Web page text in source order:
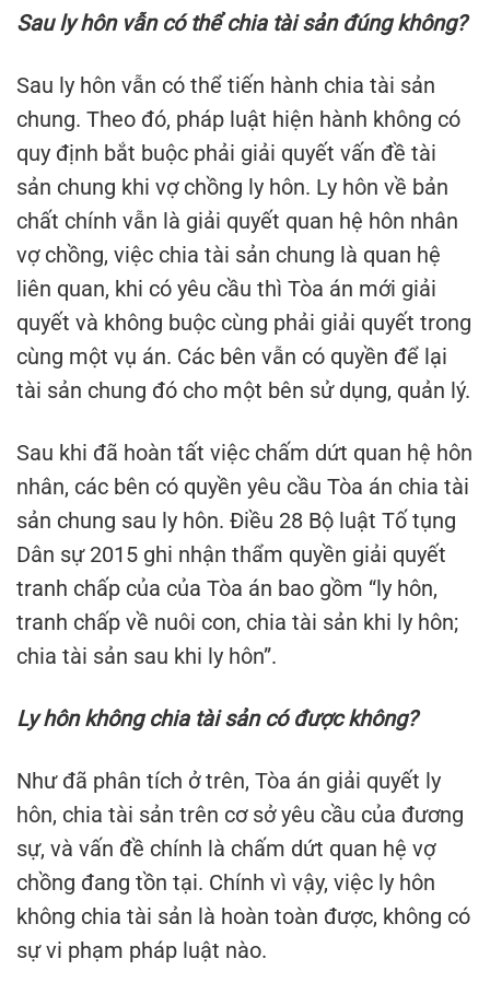
Sau ly hôn vẫn có thể chia tài sản đúng không?
Sau ly hôn vẫn có thể tiến hành chia tài sản
chung. Theo đó, pháp luật hiện hành không có
quy định bắt buộc phải giải quyết vấn đề tài
sản chung khi vợ chồng ly hôn. Ly hôn về bản
chất chính vẫn là giải quyết quan hệ hôn nhân
vợ chồng, việc chia tài sản chung là quan hệ
liên quan, khi có yêu cầu thì Tòa án mới giải
quyết và không buộc cùng phải giải quyết trong
cùng một vụ án. Các bên vẫn có quyền để lại
tài sản chung đó cho một bên sử dụng, quản lý.
Sau khi đã hoàn tất việc chấm dứt quan hệ hôn
nhân, các bên có quyền yêu cầu Tòa án chia tài
sản chung sau ly hôn. Điều 28 Bộ luật Tố tụng
Dân sự 2015 ghi nhận thẩm quyền giải quyết
tranh chấp của của Tòa án bao gồm “ly hôn,
tranh chấp về nuôi con, chia tài sản khi ly hôn;
chia tài sản sau khi ly hôn”.
Ly hôn không chia tài sản có được không?
Như đã phân tích ở trên, Tòa án giải quyết ly
hôn, chia tài sản trên cơ sở yêu cầu của đương
sự, và vấn đề chính là chấm dứt quan hệ vợ
chồng đang tồn tại. Chính vì vậy, việc ly hôn
không chia tài sản là hoàn toàn được, không có
sự vi phạm pháp luật nào.